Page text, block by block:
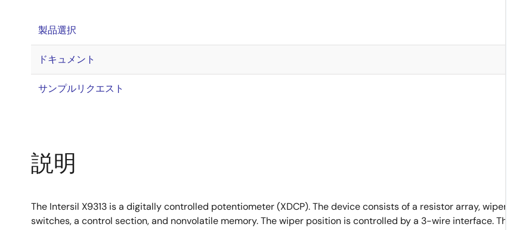
製品選択
ドキュメント
サンプルリクエスト
説明
The Intersil X9313 is a digitally controlled potentiometer (XDCP). The device consists of a resistor array, wiper
switches, a control section, and nonvolatile memory. The wiper position is controlled by a 3-wire interface. The